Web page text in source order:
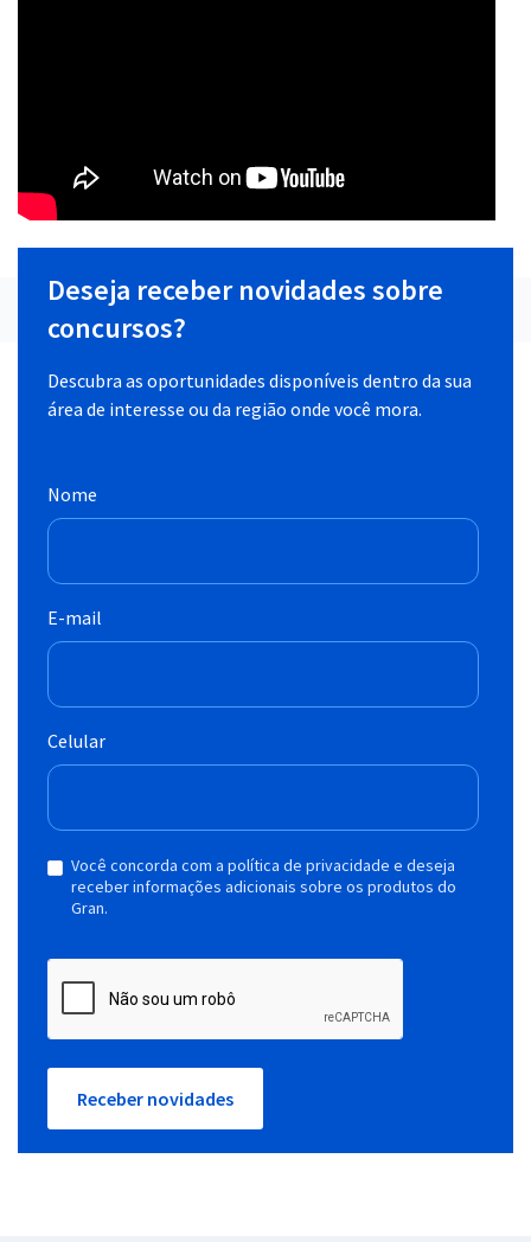
Deseja receber novidades sobre
concursos?
Descubra as oportunidades disponíveis dentro da sua
área de interesse ou da região onde você mora.
Nome
E-mail
Celular
Você concorda com a política de privacidade e deseja
receber informações adicionais sobre os produtos do
Gran.
Receber novidades